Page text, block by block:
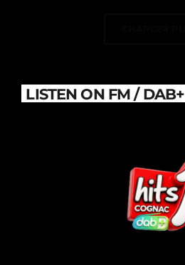
LISTEN ON FM / DAB+